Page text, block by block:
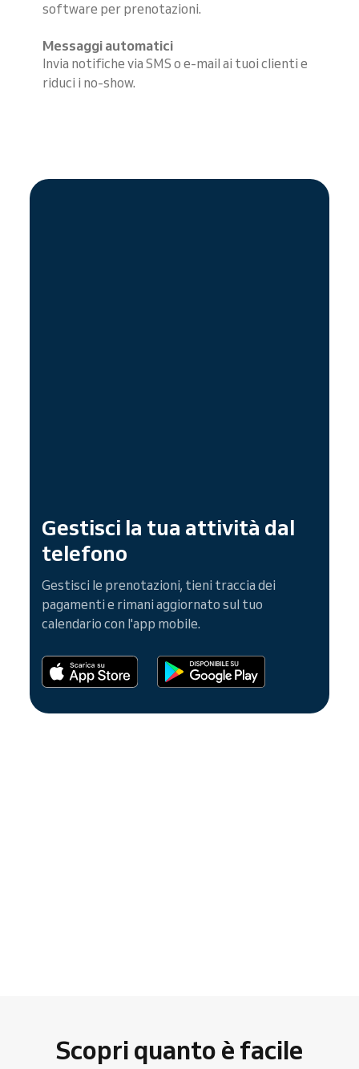
software per prenotazioni.
Messaggi automatici
Invia notifiche via SMS o e-mail ai tuoi clienti e
riduci i no-show.
Gestisci la tua attività dal
telefono
Gestisci le prenotazioni, tieni traccia dei
pagamenti e rimani aggiornato sul tuo
calendario con l'app mobile.
Scopri quanto è facile